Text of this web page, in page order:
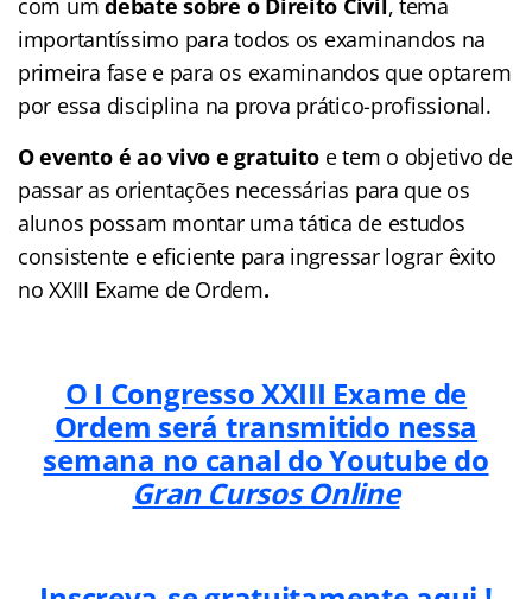
com umdebate sobre o Direito Civil, tema
importantíssimo para todos os examinandos na
primeira fase e para os examinandos que optarem
por essa disciplina na prova prático-profissional.
O evento é ao vivo e gratuito e tem o objetivo de
passar as orientações necessárias para que os
alunos possam montar uma tática de estudos
consistente e eficiente para ingressar lograr êxito
no XXIII Exame de Ordem.
O I Congresso XXIII Exame de
Ordem será transmitido nessa
semana no canal do Youtube do
Gran Cursos Online